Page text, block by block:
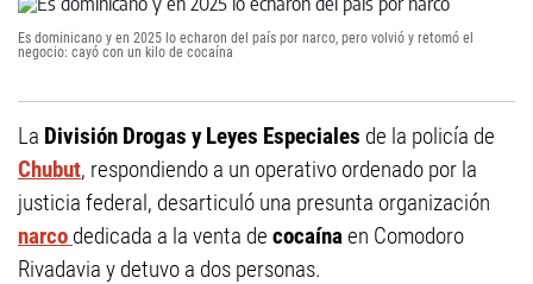
Es dominicano y en 2025 lo echaron del país por narco, pero volvió y retomó el
negocio: cayó con un kilo de cocaína
La División Drogas y Leyes Especiales de la policía de
Chubut, respondiendo a un operativo ordenado por la
justicia federal, desarticuló una presunta organización
narco dedicada a la venta de cocaínaen Comodoro
Rivadavia y detuvo a dos personas.